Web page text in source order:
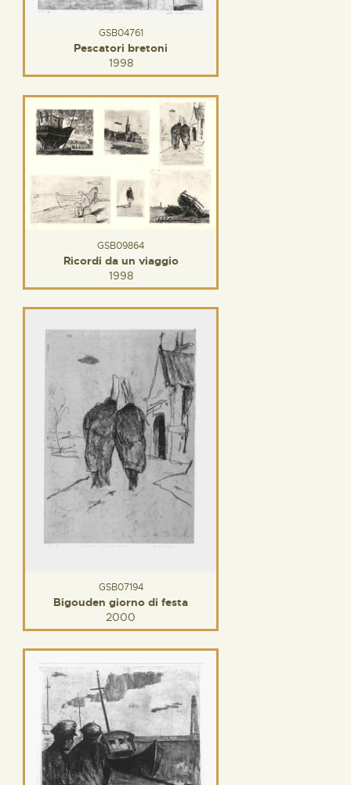
GSB04761
Pescatori bretoni
1998
GSB09864
Ricordi da un viaggio
1998
GSB07194
Bigouden giorno di festa
2000